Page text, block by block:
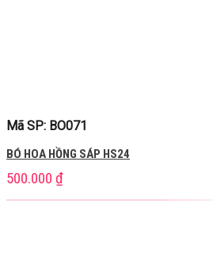
Mã SP: BO071
BÓ HOA HỒNG SÁP HS24
500.000 ₫